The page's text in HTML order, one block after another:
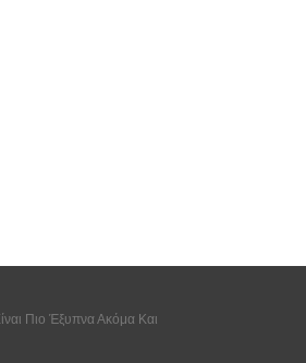
Πιο Έξυπνα Ακόμα Και